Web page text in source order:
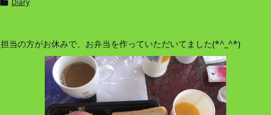

担当の方がお休みで、お弁当を作っていただいてました(*^_^*)